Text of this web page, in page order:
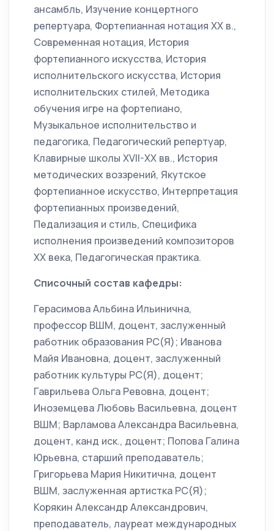
ансамбль, Изучение концертного
репертуара, Фортепианная нотация ХХ в.,
Современная нотация, История
фортепианного искусства, История
исполнительского искусства, История
исполнительских стилей, Методика
обучения игре на фортепиано,
Музыкальное исполнительство и
педагогика, Педагогический репертуар,
Клавирные школы XVII-XX вв., История
методических воззрений, Якутское
фортепианное искусство, Интерпретация
фортепианных произведений,
Педализация и стиль, Специфика
исполнения произведений композиторов
ХХ века, Педагогическая практика.
Списочный состав кафедры:
Герасимова Альбина Ильинична,
профессор ВШМ, доцент, заслуженный
работник образования РС(Я); Иванова
Майя Ивановна, доцент, заслуженный
работник культуры РС(Я), доцент;
Гаврильева Ольга Ревовна, доцент;
Иноземцева Любовь Васильевна, доцент
ВШМ; Варламова Александра Васильевна,
доцент, канд иск., доцент; Попова Галина
Юрьевна, старший преподаватель;
Григорьева Мария Никитична, доцент
ВШМ, заслуженная артистка РС(Я);
Корякин Александр Александрович,
преподаватель, лауреат международных